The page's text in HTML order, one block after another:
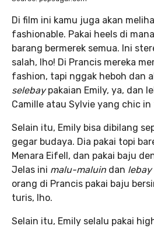
Di film ini kamu juga akan
fashionable. Pakai heels di
barang bermerek semua. Ini
salah, lho! Di Prancis mereka
fashion, tapi nggak heboh dan
selebaypakaian Emily, ya, dan
Camille atau Sylvie yang chic
Selain itu, Emily bisa dibilang
gegar budaya. Dia pakai topi
Menara Eifell, dan pakai baju
Jelas ini malu-maluin dan lebay
orang di Prancis pakai baju
turis, lho.
Selain itu, Emily selalu pakai